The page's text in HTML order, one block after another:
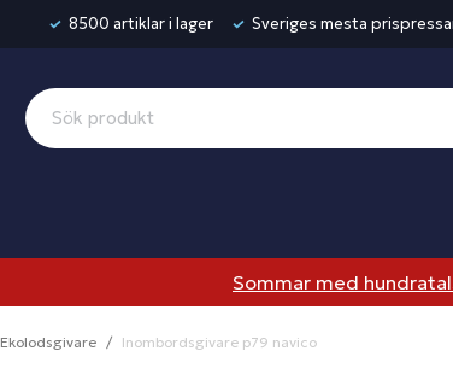
8500 artiklar i lager Sveriges mesta
Sommar med
Ekolodsgivare Inombordsgivare p79 navico